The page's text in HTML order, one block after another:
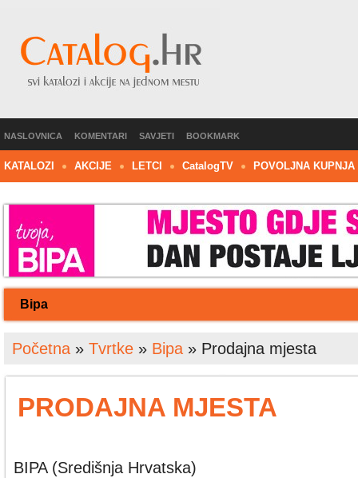
NASLOVNICA KOMENTARI SAVJETI BOOKMARK
KATALOZI AKCIJE LETCI CatalogTV POVOLJNA KUPNJA
Bipa
Početna » Tvrtke » Bipa » Prodajna mjesta
PRODAJNA MJESTA
BIPA (Središnja Hrvatska)